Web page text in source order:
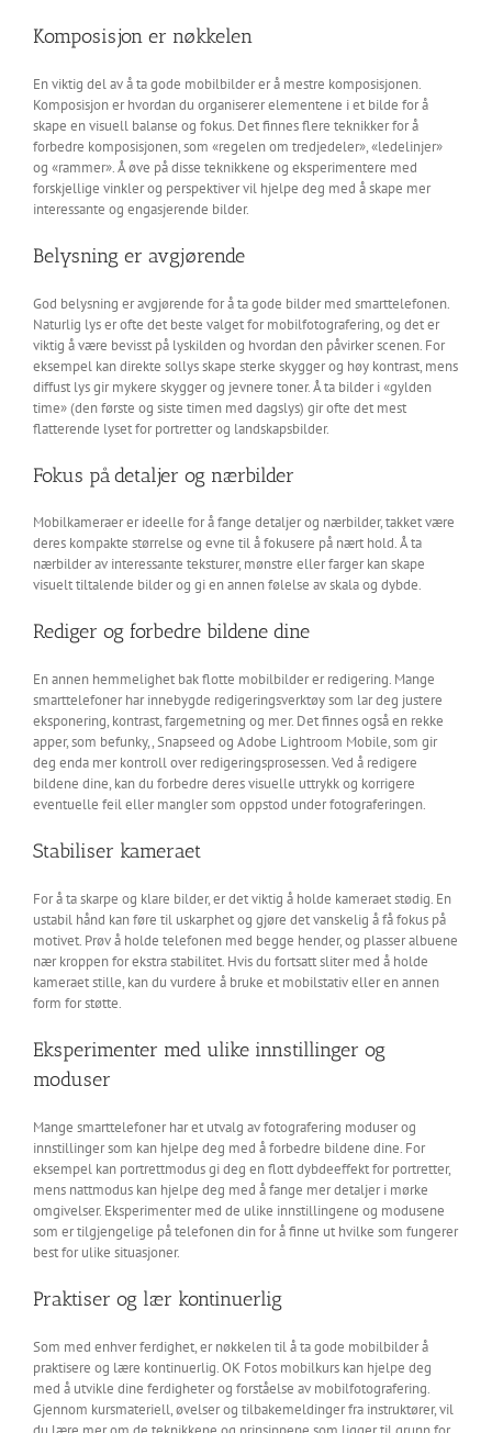
Komposisjon er nøkkelen
En viktig del av å ta gode mobilbilder er å mestre komposisjonen.
Komposisjon er hvordan du organiserer elementene i et bilde for å
skape en visuell balanse og fokus. Det finnes flere teknikker for å
forbedre komposisjonen, som «regelen om tredjedeler», «ledelinjer»
og «rammer». Å øve på disse teknikkene og eksperimentere med
forskjellige vinkler og perspektiver vil hjelpe deg med å skape mer
interessante og engasjerende bilder.
Belysning er avgjørende
God belysning er avgjørende for å ta gode bilder med smarttelefonen.
Naturlig lys er ofte det beste valget for mobilfotografering, og det er
viktig å være bevisst på lyskilden og hvordan den påvirker scenen. For
eksempel kan direkte sollys skape sterke skygger og høy kontrast, mens
diffust lys gir mykere skygger og jevnere toner. Å ta bilder i «gylden
time» (den første og siste timen med dagslys) gir ofte det mest
flatterende lyset for portretter og landskapsbilder.
Fokus på detaljer og nærbilder
Mobilkameraer er ideelle for å fange detaljer og nærbilder, takket være
deres kompakte størrelse og evne til å fokusere på nært hold. Å ta
nærbilder av interessante teksturer, mønstre eller farger kan skape
visuelt tiltalende bilder og gi en annen følelse av skala og dybde.
Rediger og forbedre bildene dine
En annen hemmelighet bak flotte mobilbilder er redigering. Mange
smarttelefoner har innebygde redigeringsverktøy som lar deg justere
eksponering, kontrast, fargemetning og mer. Det finnes også en rekke
apper, som befunky,, Snapseed og Adobe Lightroom Mobile, som gir
deg enda mer kontroll over redigeringsprosessen. Ved å redigere
bildene dine, kan du forbedre deres visuelle uttrykk og korrigere
eventuelle feil eller mangler som oppstod under fotograferingen.
Stabiliser kameraet
For å ta skarpe og klare bilder, er det viktig å holde kameraet stødig. En
ustabil hånd kan føre til uskarphet og gjøre det vanskelig å få fokus på
motivet. Prøv å holde telefonen med begge hender, og plasser albuene
nær kroppen for ekstra stabilitet. Hvis du fortsatt sliter med å holde
kameraet stille, kan du vurdere å bruke et mobilstativ eller en annen
form for støtte.
Eksperimenter med ulike innstillinger og
moduser
Mange smarttelefoner har et utvalg av fotografering moduser og
innstillinger som kan hjelpe deg med å forbedre bildene dine. For
eksempel kan portrettmodus gi deg en flott dybdeeffekt for portretter,
mens nattmodus kan hjelpe deg med å fange mer detaljer i mørke
omgivelser. Eksperimenter med de ulike innstillingene og modusene
som er tilgjengelige på telefonen din for å finne ut hvilke som fungerer
best for ulike situasjoner.
Praktiser og lær kontinuerlig
Som med enhver ferdighet, er nøkkelen til å ta gode mobilbilder å
praktisere og lære kontinuerlig. OK Fotos mobilkurs kan hjelpe deg
med å utvikle dine ferdigheter og forståelse av mobilfotografering.
Gjennom kursmateriell, øvelser og tilbakemeldinger fra instruktører, vil